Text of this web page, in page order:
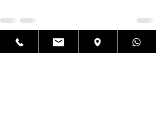
Entradas recientes Ver todo